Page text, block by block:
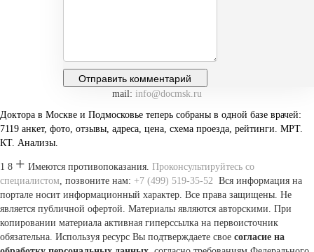
mail: info@docmsk.ru
Доктора в Москве и Подмосковье теперь собраны в одной базе врачей:
7119 анкет, фото, отзывы, адреса, цена, схема проезда, рейтинги. МРТ.
КТ. Анализы.
1 8 + Имеются противопоказания. Проконсультируйтесь со
специалистом , позвоните нам: +7 (499) 519-35-52 Вся информация на
портале носит информационный характер. Все права защищены. Не
является публичной офертой. Материалы являются авторскими. При
копировании материала активная гиперссылка на первоисточник
обязательна. Используя ресурс Вы подтверждаете свое согласие на